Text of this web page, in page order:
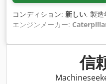
コンディション: 新しい, 製造
エンジンメーカー:
信